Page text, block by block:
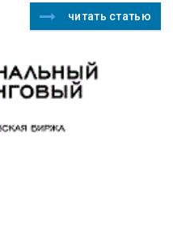
читать статью